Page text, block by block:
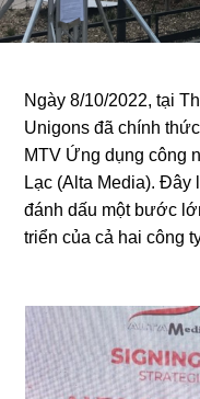
Ngày 8/10/2022, tại
Unigons đã chính
MTV Ứng dụng công
Lạc (Alta Media). Đây
đánh dấu một bước
triển của cả hai công